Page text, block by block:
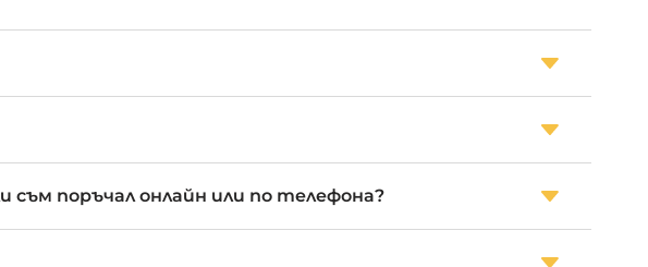
поръчал онлайн или по телефона?